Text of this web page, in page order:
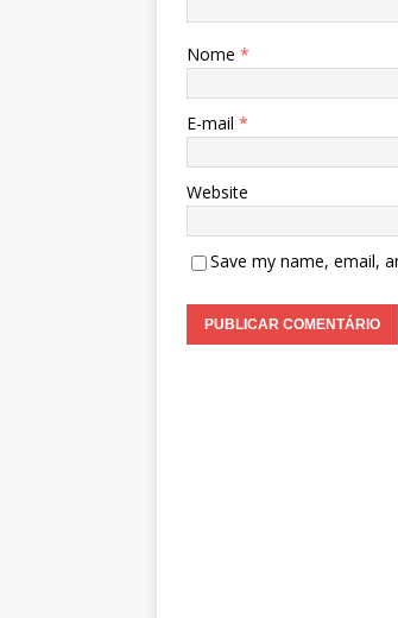
Nome *
E-mail *
Website
Save my name, email,